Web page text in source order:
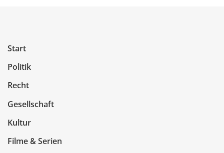
Start
Politik
Recht
Gesellschaft
Kultur
Filme & Serien